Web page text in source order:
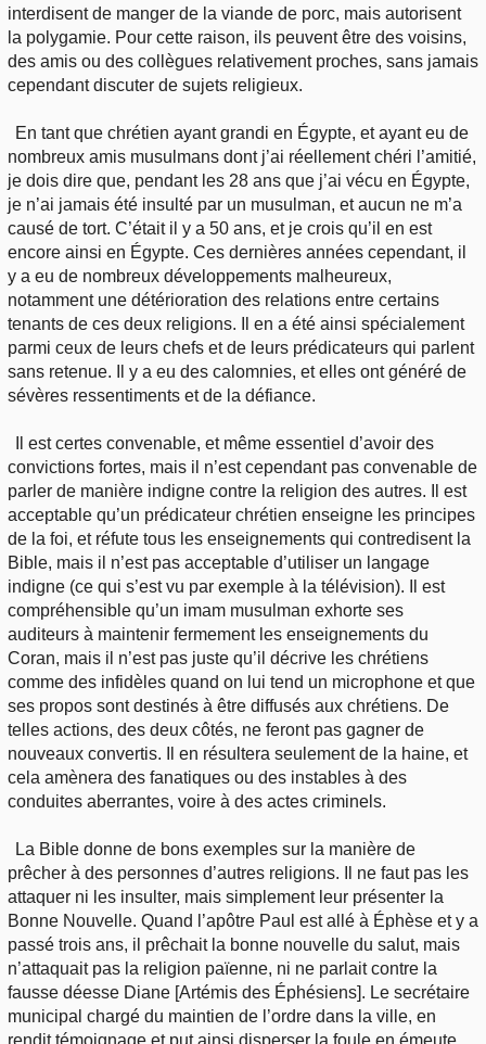
interdisent de manger de la viande de porc, mais autorisent
la polygamie. Pour cette raison, ils peuvent être des voisins,
des amis ou des collègues relativement proches, sans jamais
cependant discuter de sujets religieux.
En tant que chrétien ayant grandi en Égypte, et ayant eu de
nombreux amis musulmans dont j’ai réellement chéri l’amitié,
je dois dire que, pendant les 28 ans que j’ai vécu en Égypte,
je n’ai jamais été insulté par un musulman, et aucun ne m’a
causé de tort. C’était il y a 50 ans, et je crois qu’il en est
encore ainsi en Égypte. Ces dernières années cependant, il
y a eu de nombreux développements malheureux,
notamment une détérioration des relations entre certains
tenants de ces deux religions. Il en a été ainsi spécialement
parmi ceux de leurs chefs et de leurs prédicateurs qui parlent
sans retenue. Il y a eu des calomnies, et elles ont généré de
sévères ressentiments et de la défiance.
Il est certes convenable, et même essentiel d’avoir des
convictions fortes, mais il n’est cependant pas convenable de
parler de manière indigne contre la religion des autres. Il est
acceptable qu’un prédicateur chrétien enseigne les principes
de la foi, et réfute tous les enseignements qui contredisent la
Bible, mais il n’est pas acceptable d’utiliser un langage
indigne (ce qui s’est vu par exemple à la télévision). Il est
compréhensible qu’un imam musulman exhorte ses
auditeurs à maintenir fermement les enseignements du
Coran, mais il n’est pas juste qu’il décrive les chrétiens
comme des infidèles quand on lui tend un microphone et que
ses propos sont destinés à être diffusés aux chrétiens. De
telles actions, des deux côtés, ne feront pas gagner de
nouveaux convertis. Il en résultera seulement de la haine, et
cela amènera des fanatiques ou des instables à des
conduites aberrantes, voire à des actes criminels.
La Bible donne de bons exemples sur la manière de
prêcher à des personnes d’autres religions. Il ne faut pas les
attaquer ni les insulter, mais simplement leur présenter la
Bonne Nouvelle. Quand l’apôtre Paul est allé à Éphèse et y a
passé trois ans, il prêchait la bonne nouvelle du salut, mais
n’attaquait pas la religion païenne, ni ne parlait contre la
fausse déesse Diane [Artémis des Éphésiens]. Le secrétaire
municipal chargé du maintien de l’ordre dans la ville, en
rendit témoignage et put ainsi disperser la foule en émeute